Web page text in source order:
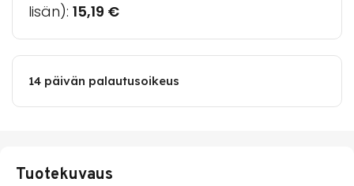
lisän): 15,19 €
14 päivän palautusoikeus
Tuotekuvaus